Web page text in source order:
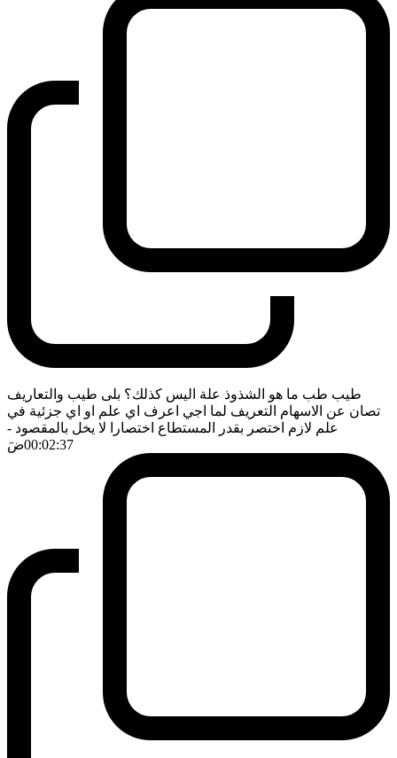
طيب طب ما هو الشذوذ علة اليس كذلك؟ بلى طيب والتعاريف
تصان عن الاسهام التعريف لما اجي اعرف اي علم او اي جزئية في
علم لازم اختصر بقدر المستطاع اختصارا لا يخل بالمقصود -
00:02:37ضَ